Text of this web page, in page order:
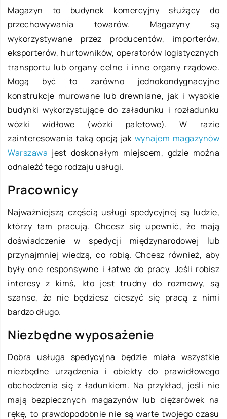
Magazyn to budynek komercyjny służący do
przechowywania towarów. Magazyny są
wykorzystywane przez producentów, importerów,
eksporterów, hurtowników, operatorów logistycznych
transportu lub organy celne i inne organy rządowe.
Mogą być to zarówno jednokondygnacyjne
konstrukcje murowane lub drewniane, jak i wysokie
budynki wykorzystujące do załadunku i rozładunku
wózki widłowe (wózki paletowe). W razie
zainteresowania taką opcją jak wynajem magazynów
Warszawa jest doskonałym miejscem, gdzie można
odnaleźć tego rodzaju usługi.
Pracownicy
Najważniejszą częścią usługi spedycyjnej są ludzie,
którzy tam pracują. Chcesz się upewnić, że mają
doświadczenie w spedycji międzynarodowej lub
przynajmniej wiedzą, co robią. Chcesz również, aby
były one responsywne i łatwe do pracy. Jeśli robisz
interesy z kimś, kto jest trudny do rozmowy, są
szanse, że nie będziesz cieszyć się pracą z nimi
bardzo długo.
Niezbędne wyposażenie
Dobra usługa spedycyjna będzie miała wszystkie
niezbędne urządzenia i obiekty do prawidłowego
obchodzenia się z ładunkiem. Na przykład, jeśli nie
mają bezpiecznych magazynów lub ciężarówek na
rękę, to prawdopodobnie nie są warte twojego czasu